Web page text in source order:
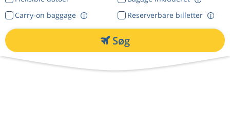
Reserverbare billetter
Carry-on baggage
Søg